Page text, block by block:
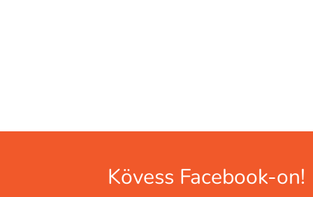
Kövess Facebook-on!